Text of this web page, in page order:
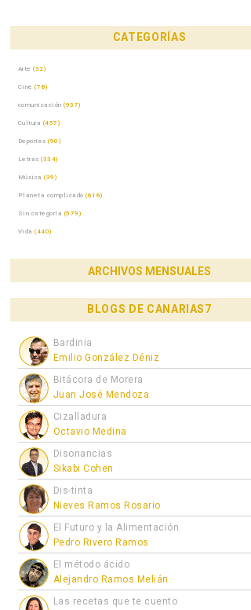
«El tiempo de los inútiles»
CATEGORÍAS
Arte (32)
Cine (78)
comunicación (937)
Cultura (457)
Deportes (90)
Letras (334)
Música (39)
Planeta complicado (616)
Sin categoría (579)
Vida (440)
ARCHIVOS MENSUALES
BLOGS DE CANARIAS7
Bardinia
Emilio González Déniz
Bitácora de Morera
Juan José Mendoza
Cizalladura
Octavio Medina
Disonancias
Sikabi Cohen
Dis-tinta
Nieves Ramos Rosario
El Futuro y la Alimentación
Pedro Rivero Ramos
El método ácido
Alejandro Ramos Melián
Las recetas que te cuento